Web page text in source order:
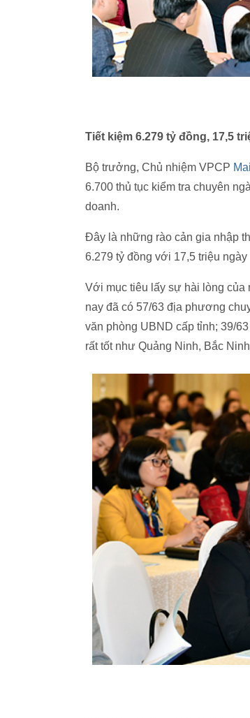
Tiết kiệm 6.279 tỷ đồng, 17,5
​Bộ trưởng, Chủ nhiệm VPCP
6.700 thủ tục kiểm tra chuyên
doanh.
Đây là những rào cản gia nhập
6.279 tỷ đồng với 17,5 triệu ngày
Với mục tiêu lấy sự hài lòng của
nay đã có 57/63 địa phương
văn phòng UBND cấp tỉnh; 39/
rất tốt như Quảng Ninh, Bắc